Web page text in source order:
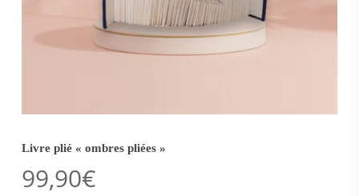
Livre plié « ombres pliées »
99,90€